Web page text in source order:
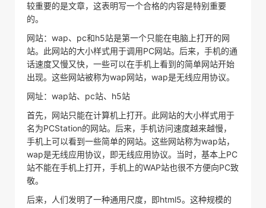
较重要的是文章，这表明写一个合格的内容是特别重要
的。
网站：wap、pc和h5站是第一个只能在电脑上打开的网
站。此网站的大小样式用于调用PC网站。后来，手机的通
话速度又慢又快，一些可以在手机上看到的简单网站开始
出现。这些网站被称为wap网站，wap是无线应用协议。
网址：wap站、pc站、h5站
首先，网站只能在计算机上打开。此网站的大小样式用于
名为PCStation的网站。后来，手机访问速度越来越慢，
手机上可以看到一些简单的网站。这些网站称为wap站，
wap是无线应用协议，即无线应用协议。当时，基本上PC
站不能在手机上打开，手机上的WAP站也很不方便向PC致
敬。
后来，人们发明了一种通用尺度，即html5。这种规模的